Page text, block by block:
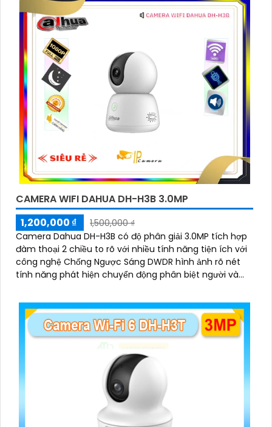
CAMERA WIFI DAHUA DH-H3B 3.0MP
1,200,000 ₫
1,500,000 ₫
Camera Dahua DH-H3B có độ phân giải 3.0MP tích hợp
đàm thoại 2 chiều to rõ với nhiều tính năng tiện ích với
công nghệ Chống Ngược Sáng DWDR hình ảnh rõ nét
tính năng phát hiện chuyển động phân biệt người và
đêm sắc nét dù thiếu ánh sáng